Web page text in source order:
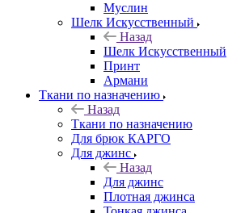
Муслин
Шелк Искусственный
Назад
Шелк Искусственный
Принт
Армани
Ткани по назначению
Назад
Ткани по назначению
Для брюк КАРГО
Для джинс
Назад
Для джинс
Плотная джинса